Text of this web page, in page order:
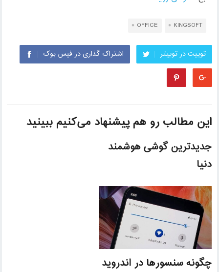
KINGSOFT
OFFICE
توییت در توییتر اشتراک گذاری در فیس بوک
این مطالب رو هم پیشنهاد می‌کنیم ببینید
جدیدترین گوشی هوشمند
دنیا
چگونه سنسورها در اندروید